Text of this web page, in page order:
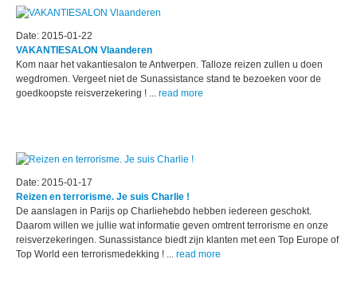
Date: 2015-01-22
VAKANTIESALON Vlaanderen
Kom naar het vakantiesalon te Antwerpen. Talloze reizen zullen u doen
wegdromen. Vergeet niet de Sunassistance stand te bezoeken voor de
goedkoopste reisverzekering ! ... read more
Date: 2015-01-17
Reizen en terrorisme. Je suis Charlie !
De aanslagen in Parijs op Charliehebdo hebben iedereen geschokt.
Daarom willen we jullie wat informatie geven omtrent terrorisme en onze
reisverzekeringen. Sunassistance biedt zijn klanten met een Top Europe of
Top World een terrorismedekking ! ... read more